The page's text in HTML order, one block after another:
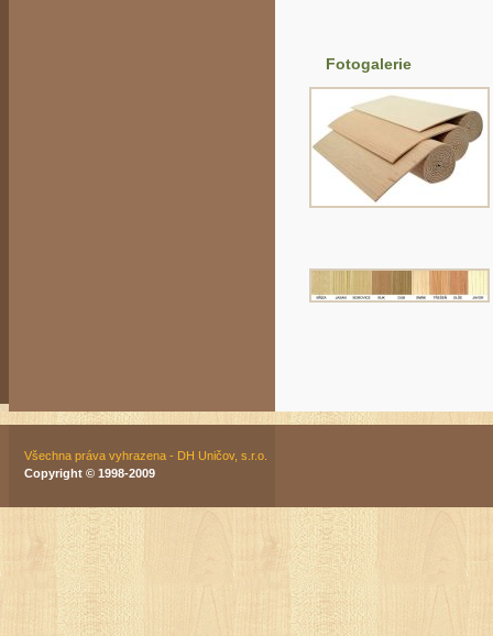
Fotogalerie
Všechna práva vyhrazena - DH Uničov, s.r.o.
Copyright © 1998-2009